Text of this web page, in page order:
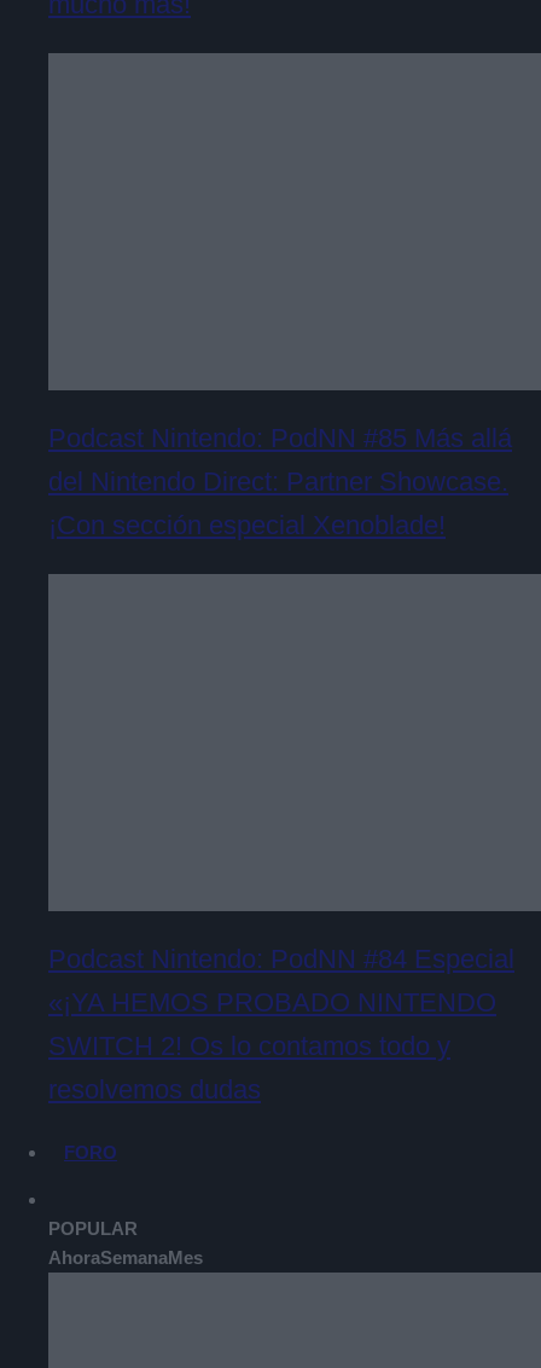
Podcast Nintendo: PodNN #85 Más allá
del Nintendo Direct: Partner Showcase.
¡Con sección especial Xenoblade!
Podcast Nintendo: PodNN #84 Especial
«¡YA HEMOS PROBADO NINTENDO
SWITCH 2! Os lo contamos todo y
resolvemos dudas
FORO
POPULAR
AhoraSemanaMes